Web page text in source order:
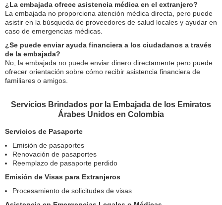
¿La embajada ofrece asistencia médica en el extranjero?
La embajada no proporciona atención médica directa, pero puede
asistir en la búsqueda de proveedores de salud locales y ayudar en
caso de emergencias médicas.
¿Se puede enviar ayuda financiera a los ciudadanos a través
de la embajada?
No, la embajada no puede enviar dinero directamente pero puede
ofrecer orientación sobre cómo recibir asistencia financiera de
familiares o amigos.
Servicios Brindados por la Embajada de los Emiratos
Árabes Unidos en Colombia
Servicios de Pasaporte
Emisión de pasaportes
Renovación de pasaportes
Reemplazo de pasaporte perdido
Emisión de Visas para Extranjeros
Procesamiento de solicitudes de visas